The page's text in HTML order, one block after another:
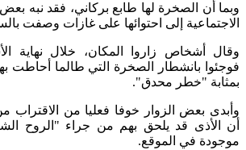
وبما أن الصخرة لها طابع بركاني، فقد نبه
الاجتماعية إلى احتوائها على غازات وصفت
وقال أشخاص زاروا المكان، خلال نهاية
فوجئوا بانشطار الصخرة التي طالما أحاطت
بمثابة "خطر محدق".
وأبدى بعض الزوار خوفا فعليا من الاقتراب
أن الأذى قد يلحق بهم من جراء "الروح
موجودة في الموقع.